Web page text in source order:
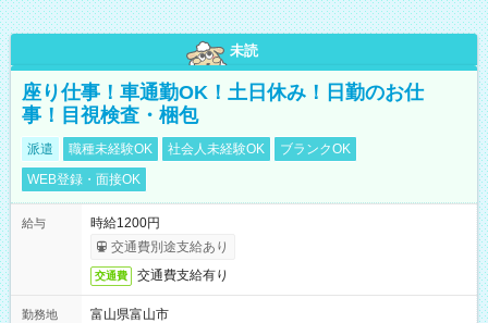
未読
座り仕事！車通勤OK！土日休み！日勤のお仕
事！目視検査・梱包
派遣 職種未経験OK 社会人未経験OK
ブランクOK
WEB登録・面接OK
給与
時給1200円
交通費別途支給あり
交通費 交通費支給有り
勤務地
富山県富山市